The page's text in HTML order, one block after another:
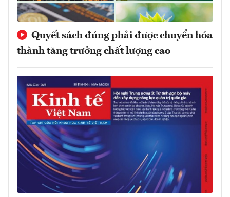
Quyết sách đúng phải được chuyển hóa
thành tăng trưởng chất lượng cao